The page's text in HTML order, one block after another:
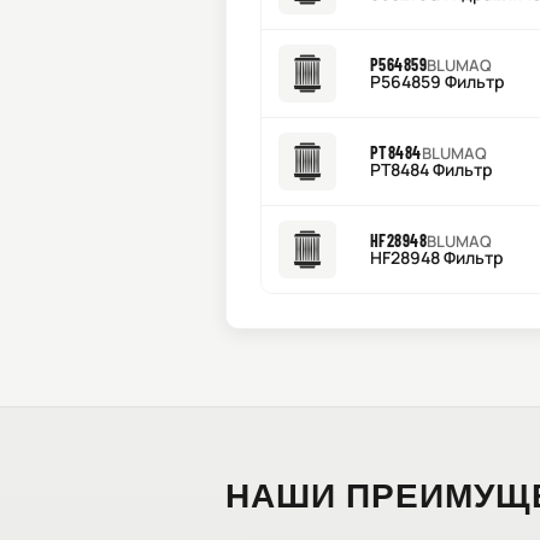
P564859BLUMAQ
P564859 Фильтр
PT8484BLUMAQ
PT8484 Фильтр
HF28948BLUMAQ
HF28948 Фильтр
НАШИ